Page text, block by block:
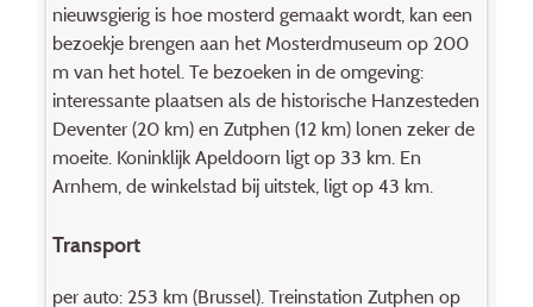
nieuwsgierig is hoe mosterd gemaakt wordt, kan een
bezoekje brengen aan het Mosterdmuseum op 200
m van het hotel. Te bezoeken in de omgeving:
interessante plaatsen als de historische Hanzesteden
Deventer (20 km) en Zutphen (12 km) lonen zeker de
moeite. Koninklijk Apeldoorn ligt op 33 km. En
Arnhem, de winkelstad bij uitstek, ligt op 43 km.
Transport
per auto: 253 km (Brussel). Treinstation Zutphen op